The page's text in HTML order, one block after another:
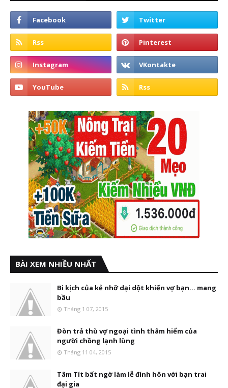
BÀI XEM NHIỀU NHẤT
Bi kịch của kẻ nhỡ dại dột khiến vợ bạn... mang
bầu
Tháng 1 07, 2015
Đòn trả thù vợ ngoại tình thâm hiểm của
người chồng lạnh lùng
Tháng 11 04, 2015
Tâm Tít bất ngờ làm lễ đính hôn với bạn trai
đại gia